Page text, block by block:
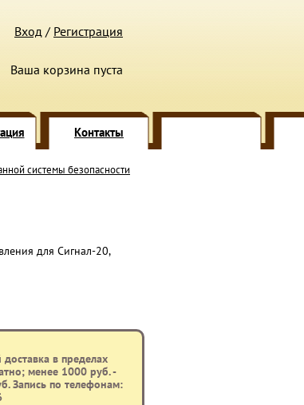
Вход / Регистрация
Ваша корзина пуста
Контакты
системы безопасности
для Сигнал-20,
в пределах
менее 1000 руб. -
Запись по телефонам: